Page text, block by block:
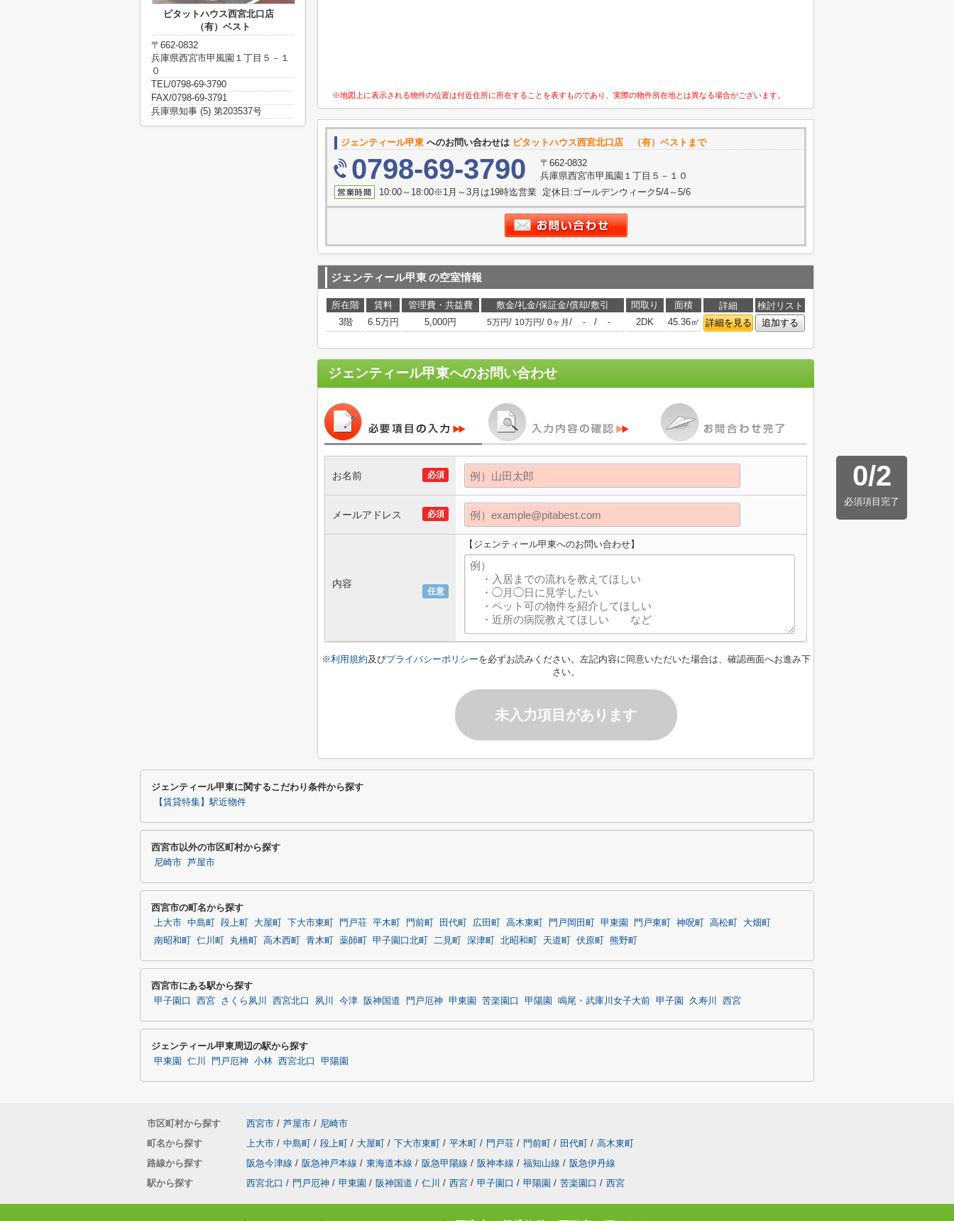
※地図上に表示される物件の位置は付近住所に所在することを表すものであり、実際の物件所在地とは異なる場合がございます。
ジェンティール甲東 へのお問い合わせは ピタットハウス西宮北口店 （有）ベストまで
0798-69-3790
〒662-0832
兵庫県西宮市甲風園１丁目５－１０
10:00～18:00※1月～3月は19時迄営業 定休日:ゴールデンウィーク5/4～5/6
ジェンティール甲東の空室情報
所在階 賃料 管理費・共益費 敷金/礼金/保証金/償却/敷引 間取り 面積 詳細
検討リスト
3階
6.5万円 5,000円 5万円/ 10万円/ 0ヶ月 / - / - 2DK 45.36㎡ 詳細を見る 追加する
ジェンティール甲東へのお問い合わせ
0/2
必須項目完了
必須
お名前
必須
メールアドレス
任意
内容
【ジェンティール甲東へのお問い合わせ】
※利用規約及びプライバシーポリシーを必ずお読みください。左記内容に同意いただいた場合は、確認画面へお進み下
さい。
未入力項目があります
ピタットハウス西宮北口店
（有）ベスト
〒662-0832
兵庫県西宮市甲風園１丁目５－１
０
TEL/0798-69-3790
FAX/0798-69-3791
兵庫県知事 (5) 第203537号
ジェンティール甲東に関するこだわり条件から探す
【賃貸特集】駅近物件
西宮市以外の市区町村から探す
尼崎市 芦屋市
西宮市の町名から探す
上大市 中島町 段上町 大屋町 下大市東町 門戸荘 平木町 門前町 田代町 広田町 高木東町 門戸岡田町 甲東園 門戸東町 神呪町 高松町
大畑町
南昭和町
仁川町 丸橋町 高木西町 青木町 薬師町 甲子園口北町 二見町 深津町 北昭和町 天道町 伏原町 熊野町
西宮市にある駅から探す
甲子園口 西宮 さくら夙川 西宮北口 夙川 今津 阪神国道 門戸厄神 甲東園 苦楽園口 甲陽園 鳴尾・武庫川女子大前 甲子園 久寿川 西宮
ジェンティール甲東周辺の駅から探す
甲東園 仁川 門戸厄神 小林 西宮北口 甲陽園
市区町村から探す 西宮市 / 芦屋市 / 尼崎市
町名から探す
上大市 / 中島町 / 段上町 / 大屋町 / 下大市東町 / 平木町 / 門戸荘 / 門前町 / 田代町 / 高木東町
路線から探す
阪急今津線 / 阪急神戸本線 / 東海道本線 / 阪急甲陽線 / 阪神本線 / 福知山線 / 阪急伊丹線
駅から探す
西宮北口 / 門戸厄神 / 甲東園 / 阪神国道 / 仁川 / 西宮 / 甲子園口 / 甲陽園 / 苦楽園口 / 西宮